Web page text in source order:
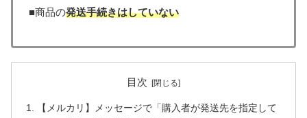
■商品の発送手続きはしていない
目次
【メルカリ】メッセージで「購入者が発送先を指定して